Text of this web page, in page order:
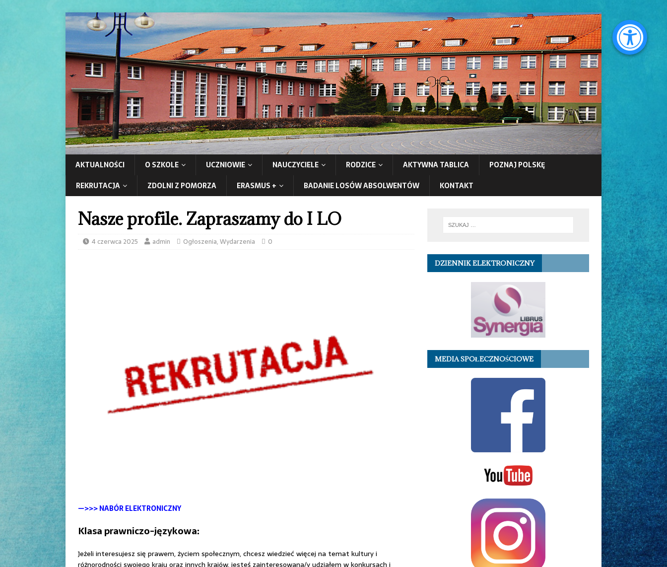
AKTUALNOŚCI O SZKOLE UCZNIOWIE NAUCZYCIELE RODZICE AKTYWNA TABLICA
POZNAJ POLSKĘ
REKRUTACJA
ZDOLNI Z POMORZA ERASMUS + BADANIE LOSÓW ABSOLWENTÓW KONTAKT
Nasze profile. Zapraszamy do I LO
4 czerwca 2025 admin Ogłoszenia,Wydarzenia 0
—>>> NABÓR ELEKTRONICZNY
Klasa prawniczo-językowa:
Jeżeli interesujesz się prawem, życiem społecznym, chcesz wiedzieć więcej na temat kultury i
różnorodności swojego kraju oraz innych krajów, jesteś zainteresowana/y udziałem w konkursach i
DZIENNIK ELEKTRONICZNY
MEDIA SPOŁECZNOŚCIOWE